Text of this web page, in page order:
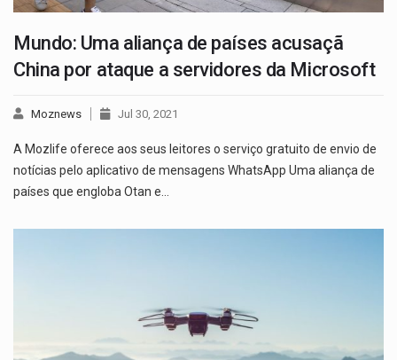
Mundo: Uma aliança de países acusaçã
China por ataque a servidores da Microsoft
Moznews Jul 30, 2021
A Mozlife oferece aos seus leitores o serviço gratuito de envio de
notícias pelo aplicativo de mensagens WhatsApp Uma aliança de
países que engloba Otan e…